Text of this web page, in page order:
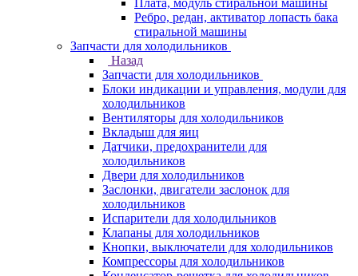
Плата, модуль стиральной машины
Ребро, редан, активатор лопасть бака
стиральной машины
Запчасти для холодильников
Назад
Запчасти для холодильников
Блоки индикации и управления, модули для
холодильников
Вентиляторы для холодильников
Вкладыш для яиц
Датчики, предохранители для
холодильников
Двери для холодильников
Заслонки, двигатели заслонок для
холодильников
Испарители для холодильников
Клапаны для холодильников
Кнопки, выключатели для холодильников
Компрессоры для холодильников